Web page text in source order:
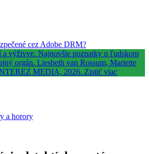
cez Adobe DRM?
a horory